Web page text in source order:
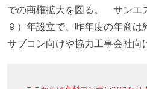
での商権拡大を図る。 サンエ
９）年設立で、昨年度の年商
サブコン向けや協力工事会社向